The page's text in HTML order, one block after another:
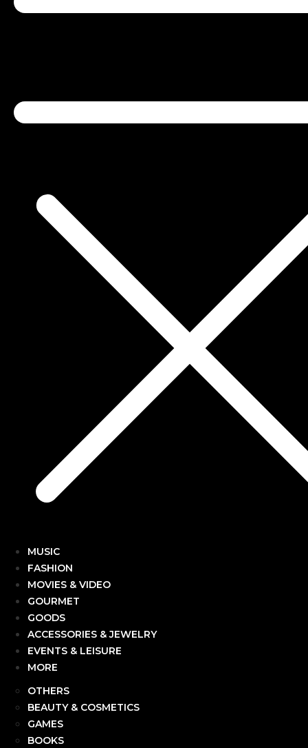
MUSIC
FASHION
MOVIES & VIDEO
GOURMET
GOODS
ACCESSORIES & JEWELRY
EVENTS & LEISURE
MORE
OTHERS
BEAUTY & COSMETICS
GAMES
BOOKS